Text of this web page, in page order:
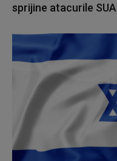
sprijine atacurile SUA